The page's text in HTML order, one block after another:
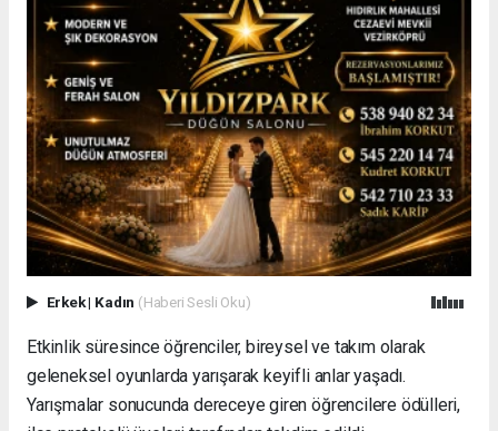
Erkek| Kadın (Haberi Sesli Oku)
Etkinlik süresince öğrenciler, bireysel ve takım olarak
geleneksel oyunlarda yarışarak keyifli anlar yaşadı.
Yarışmalar sonucunda dereceye giren öğrencilere ödülleri,